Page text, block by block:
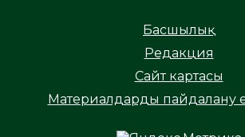
Басшылық
Редакция
Сайт картасы
Материалдарды пайдалану